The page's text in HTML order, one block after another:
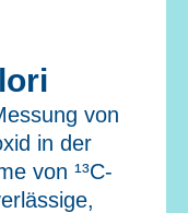
von
in der
von ¹³C-